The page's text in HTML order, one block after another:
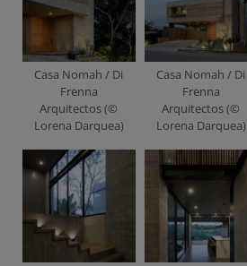
Casa Nomah / Di
Frenna
Arquitectos (©
Lorena Darquea)
Casa Nomah / Di
Frenna
Arquitectos (©
Lorena Darquea)